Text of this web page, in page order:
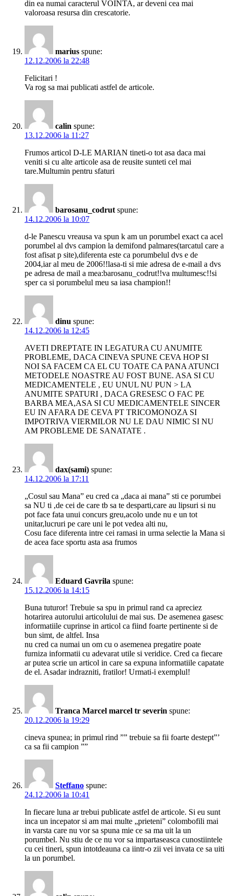
din ea numai caracterul VOINTA, ar deveni cea mai
valoroasa resursa din crescatorie.
marius spune:
12.12.2006 la 22:48
Felicitari !
Va rog sa mai publicati astfel de articole.
calin spune:
13.12.2006 la 11:27
Frumos articol D-LE MARIAN tineti-o tot asa daca mai
veniti si cu alte articole asa de reusite sunteti cel mai
tare.Multumin pentru sfaturi
barosanu_codrut spune:
14.12.2006 la 10:07
d-le Panescu vreausa va spun k am un porumbel exact ca acel
porumbel al dvs campion la demifond palmares(tarcatul care a
fost afisat p site),diferenta este ca porumbelul dvs e de
2004,iar al meu de 2006!!lasa-ti si mie adresa de e-mail a dvs
pe adresa de mail a mea:barosanu_codrut!!va multumesc!!si
sper ca si porumbelul meu sa iasa champion!!
dinu spune:
14.12.2006 la 12:45
AVETI DREPTATE IN LEGATURA CU ANUMITE
PROBLEME, DACA CINEVA SPUNE CEVA HOP SI
NOI SA FACEM CA EL CU TOATE CA PANA ATUNCI
METODELE NOASTRE AU FOST BUNE. ASA SI CU
MEDICAMENTELE , EU UNUL NU PUN > LA
ANUMITE SPATURI , DACA GRESESC O FAC PE
BARBA MEA,ASA SI CU MEDICAMENTELE SINCER
EU IN AFARA DE CEVA PT TRICOMONOZA SI
IMPOTRIVA VIERMILOR NU LE DAU NIMIC SI NU
AM PROBLEME DE SANATATE .
dax(sami) spune:
14.12.2006 la 17:11
„Cosul sau Mana” eu cred ca „daca ai mana” sti ce porumbei
sa NU ti ,de cei de care tb sa te desparti,care au lipsuri si nu
pot face fata unui concurs greu,acolo unde nu e un tot
unitar,lucruri pe care uni le pot vedea alti nu,
Cosu face diferenta intre cei ramasi in urma selectie la Mana si
de acea face sportu asta asa frumos
Eduard Gavrila spune:
15.12.2006 la 14:15
Buna tuturor! Trebuie sa spu in primul rand ca apreciez
hotarirea autorului articolului de mai sus. De asemenea gasesc
informatiile cuprinse in articol ca fiind foarte pertinente si de
bun simt, de altfel. Insa
nu cred ca numai un om cu o asemenea pregatire poate
furniza informatii cu adevarat utile si veridice. Cred ca fiecare
ar putea scrie un articol in care sa expuna informatiile capatate
de el. Asadar indrazniti, fratilor! Urmati-i exemplul!
Tranca Marcel marcel tr severin spune:
20.12.2006 la 19:29
cineva spunea; in primul rind ”” trebuie sa fii foarte destept”’
ca sa fii campion ””
Steffano spune:
24.12.2006 la 10:41
In fiecare luna ar trebui publicate astfel de articole. Si eu sunt
inca un incepator si am mai multe „prieteni” colombofili mai
in varsta care nu vor sa spuna mie ce sa ma uit la un
porumbel. Nu stiu de ce nu vor sa impartaseasca cunostiintele
cu cei tineri, spun intotdeauna ca iintr-o zii vei invata ce sa uiti
la un porumbel.